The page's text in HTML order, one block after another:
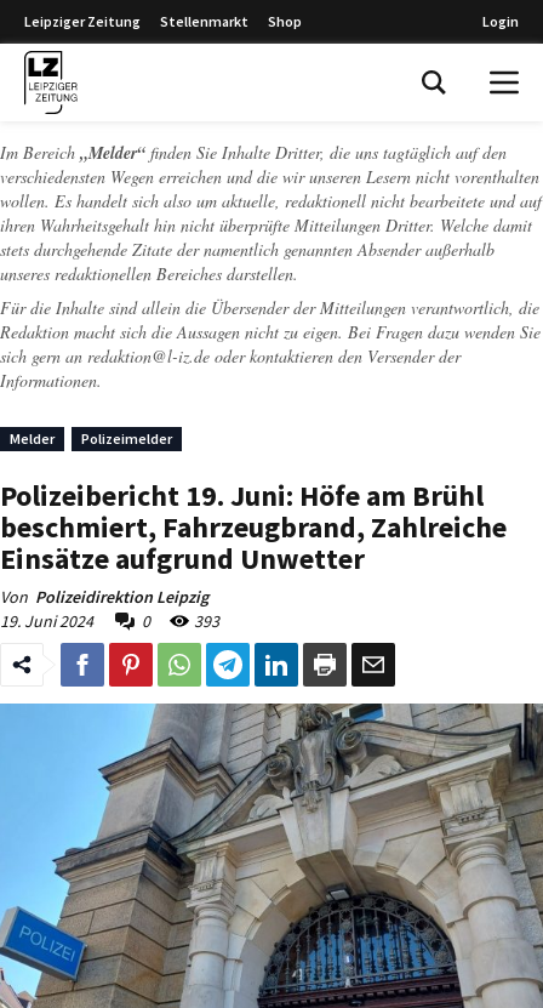
Leipziger Zeitung Stellenmarkt Shop Login
Im Bereich „Melder“ finden Sie Inhalte Dritter, die uns tagtäglich auf den
verschiedensten Wegen erreichen und die wir unseren Lesern nicht vorenthalten
wollen. Es handelt sich also um aktuelle, redaktionell nicht bearbeitete und auf
ihren Wahrheitsgehalt hin nicht überprüfte Mitteilungen Dritter. Welche damit
stets durchgehende Zitate der namentlich genannten Absender außerhalb
unseres redaktionellen Bereiches darstellen.
Für die Inhalte sind allein die Übersender der Mitteilungen verantwortlich, die
Redaktion macht sich die Aussagen nicht zu eigen. Bei Fragen dazu wenden Sie
sich gern an redaktion@l-iz.de oder kontaktieren den Versender der
Informationen.
Melder Polizeimelder
Polizeibericht 19. Juni: Höfe am Brühl
beschmiert, Fahrzeugbrand, Zahlreiche
Einsätze aufgrund Unwetter
Von Polizeidirektion Leipzig
19. Juni 2024
0 393